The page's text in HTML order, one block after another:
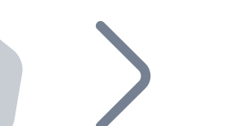
Bitnovo
Bitnovo dans votre entreprise et
dans votre écosystème.